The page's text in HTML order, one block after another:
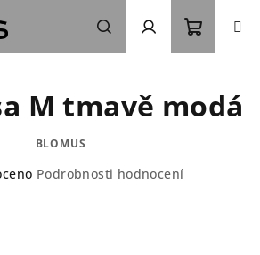
Hledat Přihlášení
košík
M tmavě modá
BLOMUS
Podrobnosti hodnocení